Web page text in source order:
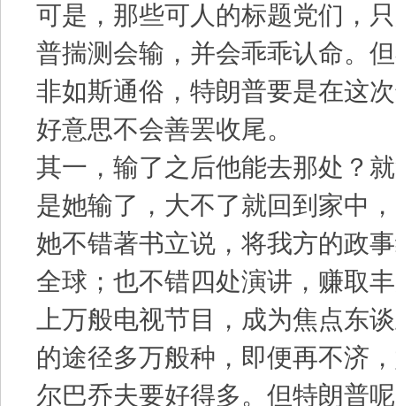
可是，那些可人的标题党们，
普揣测会输，并会乖乖认命。
非如斯通俗，特朗普要是在这
好意思不会善罢收尾。
其一，输了之后他能去那处？
是她输了，大不了就回到家中
她不错著书立说，将我方的政
全球；也不错四处演讲，赚取
上万般电视节目，成为焦点东
的途径多万般种，即便再不济
尔巴乔夫要好得多。但特朗普